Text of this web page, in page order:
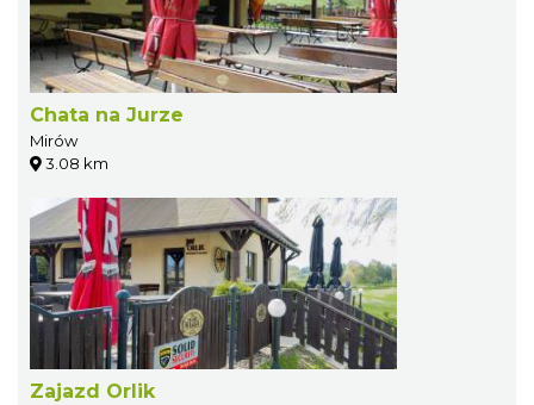
Chata na Jurze
Mirów
3.08 km
Zajazd Orlik